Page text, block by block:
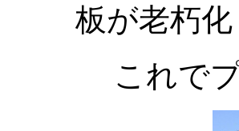
板が老朽
これで